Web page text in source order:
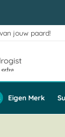
jouw paard!
Eigen Merk